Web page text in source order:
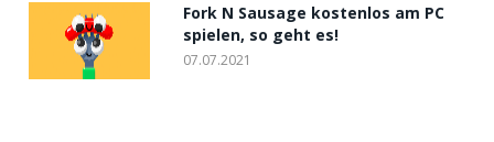
Fork N Sausage kostenlos am PC
spielen, so geht es!
07.07.2021